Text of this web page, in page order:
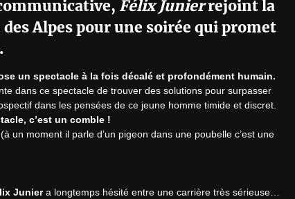
Félix Junierrejoint la
Alpes pour une soirée qui promet
un spectacle à la fois décalé et profondément humain.
dans ce spectacle de trouver des solutions pour surpasser
c’est un comble !
un moment il parle d’un pigeon dans une poubelle c’est une
Junier a longtemps hésité entre une carrière très sérieuse…